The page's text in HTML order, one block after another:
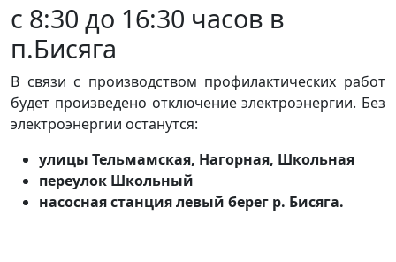
с 8:30 до 16:30 часов в
п.Бисяга
В связи с производством профилактических работ
будет произведено отключение электроэнергии. Без
электроэнергии останутся:
улицы Тельмамская, Нагорная, Школьная
переулок Школьный
насосная станция левый берег р. Бисяга.